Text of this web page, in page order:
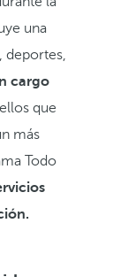
una
deportes,
cargo
que
más
Todo